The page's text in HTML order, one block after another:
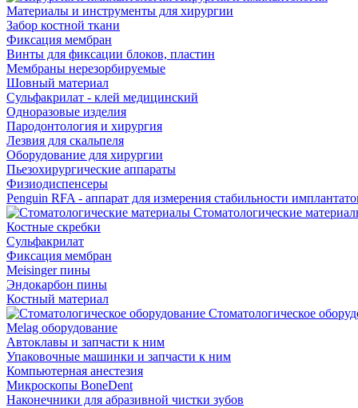
Материалы и инструменты для хирургии
Забор костной ткани
Фиксация мембран
Винты для фиксации блоков, пластин
Мембраны нерезорбируемые
Шовный материал
Сульфакрилат - клей медицинский
Одноразовые изделия
Пародонтология и хирургия
Лезвия для скальпеля
Оборудование для хирургии
Пьезохирургические аппараты
Физиодиспенсеры
Penguin RFA - аппарат для измерения стабильности
Стоматологические
Костные скребки
Сульфакрилат
Фиксация мембран
Meisinger пины
Эндокарбон пины
Костный материал
Стоматологическое
Melag оборудование
Автоклавы и запчасти к ним
Упаковочные машинки и запчасти к ним
Компьютерная анестезия
Микроскопы BoneDent
Наконечники для абразивной чистки зубов